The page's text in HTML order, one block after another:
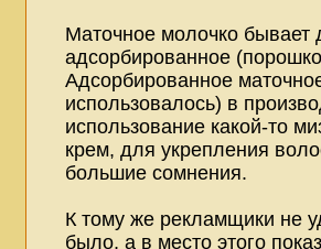
Маточное молочко бывает
адсорбированное
Адсорбированное
использовалось) в
использование какой-то
крем, для укрепления
большие сомнения.
К тому же рекламщики не
было, а в место этого